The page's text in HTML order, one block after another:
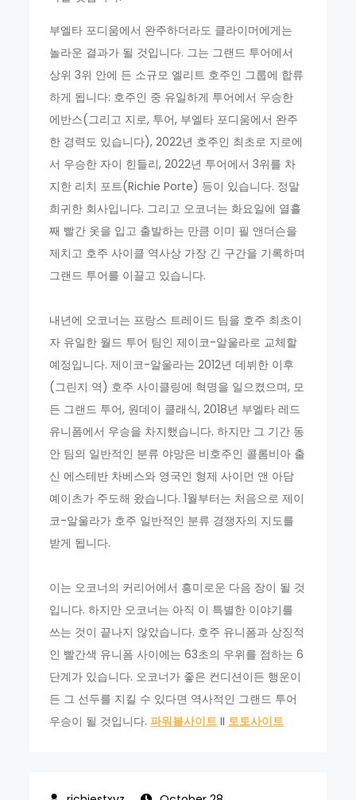
부엘타 포디움에서 완주하더라도 클라이머에게는
놀라운 결과가 될 것입니다. 그는 그랜드 투어에서
상위 3위 안에 든 소규모 엘리트 호주인 그룹에 합류
하게 됩니다: 호주인 중 유일하게 투어에서 우승한
에반스(그리고 지로, 투어, 부엘타 포디움에서 완주
한 경력도 있습니다), 2022년 호주인 최초로 지로에
서 우승한 자이 힌들리, 2022년 투어에서 3위를 차
지한 리치 포트(Richie Porte) 등이 있습니다. 정말
희귀한 회사입니다. 그리고 오코너는 화요일에 열흘
째 빨간 옷을 입고 출발하는 만큼 이미 필 앤더슨을
제치고 호주 사이클 역사상 가장 긴 구간을 기록하며
그랜드 투어를 이끌고 있습니다.
내년에 오코너는 프랑스 트레이드 팀을 호주 최초이
자 유일한 월드 투어 팀인 제이코-알울라로 교체할
예정입니다. 제이코-알울라는 2012년 데뷔한 이후
(그린지 역) 호주 사이클링에 혁명을 일으켰으며, 모
든 그랜드 투어, 원데이 클래식, 2018년 부엘타 레드
유니폼에서 우승을 차지했습니다. 하지만 그 기간 동
안 팀의 일반적인 분류 야망은 비호주인 콜롬비아 출
신 에스테반 차베스와 영국인 형제 사이먼 앤 아담
예이츠가 주도해 왔습니다. 1월부터는 처음으로 제이
코-알울라가 호주 일반적인 분류 경쟁자의 지도를
받게 됩니다.
이는 오코너의 커리어에서 흥미로운 다음 장이 될 것
입니다. 하지만 오코너는 아직 이 특별한 이야기를
쓰는 것이 끝나지 않았습니다. 호주 유니폼과 상징적
인 빨간색 유니폼 사이에는 63초의 우위를 점하는 6
단계가 있습니다. 오코너가 좋은 컨디션이든 행운이
든 그 선두를 지킬 수 있다면 역사적인 그랜드 투어
우승이 될 것입니다. 파워볼사이트 II 토토사이트